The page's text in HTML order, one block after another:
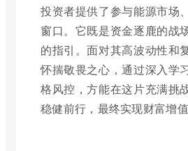
投资者提供了参与能源市场
窗口。它既是资金逐鹿的战
的指引。面对其高波动性和
怀揣敬畏之心，通过深入学
格风控，方能在这片充满挑
稳健前行，最终实现财富增值